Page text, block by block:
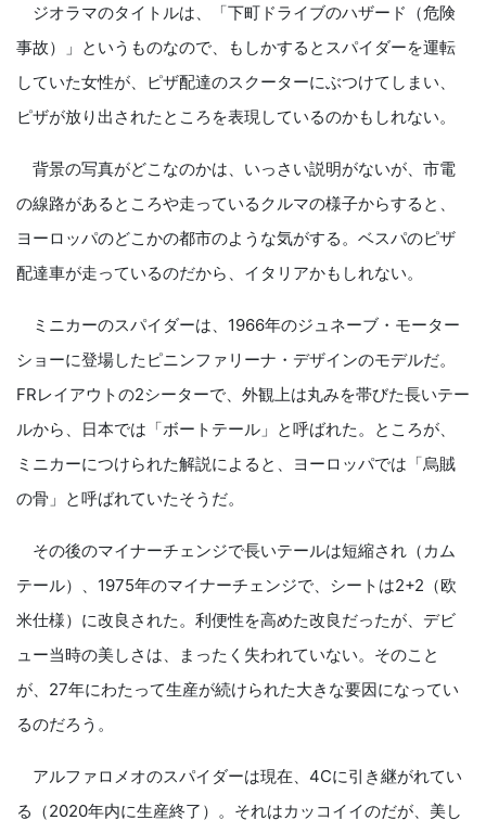
ジオラマのタイトルは、「下町ドライブのハザード（危険
事故）」というものなので、もしかするとスパイダーを運転
していた女性が、ピザ配達のスクーターにぶつけてしまい、
ピザが放り出されたところを表現しているのかもしれない。
背景の写真がどこなのかは、いっさい説明がないが、市電
の線路があるところや走っているクルマの様子からすると、
ヨーロッパのどこかの都市のような気がする。ベスパのピザ
配達車が走っているのだから、イタリアかもしれない。
ミニカーのスパイダーは、1966年のジュネーブ・モーター
ショーに登場したピニンファリーナ・デザインのモデルだ。
FRレイアウトの2シーターで、外観上は丸みを帯びた長いテー
ルから、日本では「ボートテール」と呼ばれた。ところが、
ミニカーにつけられた解説によると、ヨーロッパでは「烏賊
の骨」と呼ばれていたそうだ。
その後のマイナーチェンジで長いテールは短縮され（カム
テール）、1975年のマイナーチェンジで、シートは2+2（欧
米仕様）に改良された。利便性を高めた改良だったが、デビ
ュー当時の美しさは、まったく失われていない。そのこと
が、27年にわたって生産が続けられた大きな要因になってい
るのだろう。
アルファロメオのスパイダーは現在、4Cに引き継がれてい
る（2020年内に生産終了）。それはカッコイイのだが、美し